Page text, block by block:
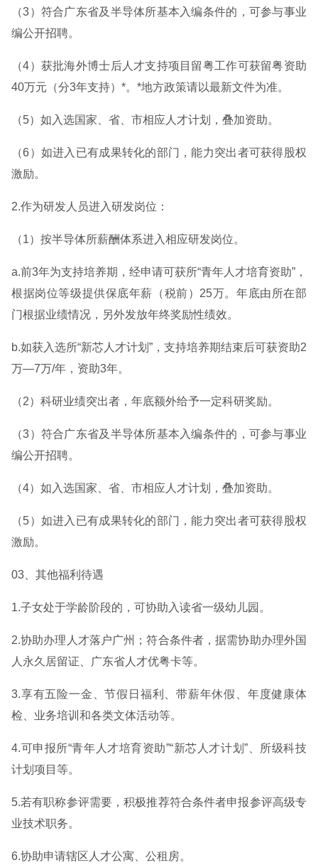
（3）符合广东省及半导体所基本入编条件的，可参与事业
编公开招聘。
（4）获批海外博士后人才支持项目留粤工作可获留粤资助
40万元（分3年支持）*。*地方政策请以最新文件为准。
（5）如入选国家、省、市相应人才计划，叠加资助。
（6）如进入已有成果转化的部门，能力突出者可获得股权
激励。
2.作为研发人员进入研发岗位：
（1）按半导体所薪酬体系进入相应研发岗位。
a.前3年为支持培养期，经申请可获所“青年人才培育资助”，
根据岗位等级提供保底年薪（税前）25万。年底由所在部
门根据业绩情况，另外发放年终奖励性绩效。
b.如获入选所“新芯人才计划”，支持培养期结束后可获资助2
万—7万/年，资助3年。
（2）科研业绩突出者，年底额外给予一定科研奖励。
（3）符合广东省及半导体所基本入编条件的，可参与事业
编公开招聘。
（4）如入选国家、省、市相应人才计划，叠加资助。
（5）如进入已有成果转化的部门，能力突出者可获得股权
激励。
03、其他福利待遇
1.子女处于学龄阶段的，可协助入读省一级幼儿园。
2.协助办理人才落户广州；符合条件者，据需协助办理外国
人永久居留证、广东省人才优粤卡等。
3.享有五险一金、节假日福利、带薪年休假、年度健康体
检、业务培训和各类文体活动等。
4.可申报所“青年人才培育资助”“新芯人才计划”、所级科技
计划项目等。
5.若有职称参评需要，积极推荐符合条件者申报参评高级专
业技术职务。
6.协助申请辖区人才公寓、公租房。